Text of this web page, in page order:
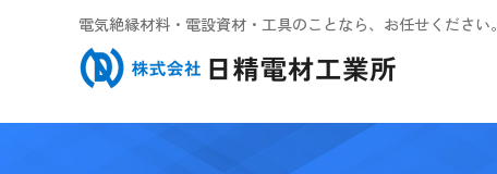
電気絶縁材料・電設資材・工具のことなら、お任せください。